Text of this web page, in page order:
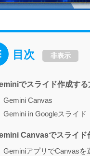
目次 非表示
でスライド作成する
Gemini Canvas
Gemini in Googleスライド
Canvasでスライド
GeminiアプリでCanvasを